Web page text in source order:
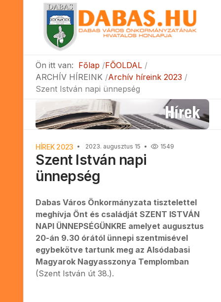
Ön itt van: Főlap
FŐOLDAL
ARCHÍV HÍREINK Archív híreink 2023
Szent István napi ünnepség
HÍREK 2023 2023. augusztus 15 1549
Szent István napi
ünnepség
Dabas Város Önkormányzata tisztelettel
meghívja Önt és családját SZENT ISTVÁN
NAPI ÜNNEPSÉGÜNKRE amelyet augusztus
20-án 9.30 órától ünnepi szentmisével
egybekötve tartunk meg az Alsódabasi
Magyarok Nagyasszonya Templomban
(Szent István út 38.).